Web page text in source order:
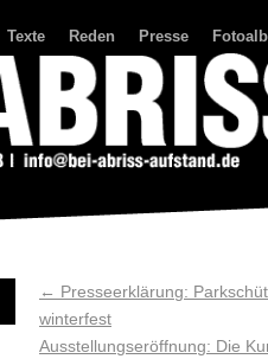
Texte Reden Presse
← Presseerklärung:
winterfest
Ausstellungseröffnung: Die